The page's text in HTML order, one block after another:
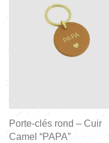
Porte-clés rond – Cuir
Camel “PAPA”